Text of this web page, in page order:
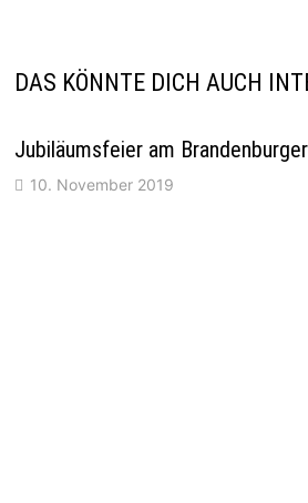
DAS KÖNNTE DICH AUCH
Jubiläumsfeier am
10. November 2019